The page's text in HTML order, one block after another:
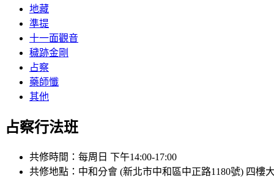
地藏
準提
十一面觀音
穢跡金剛
占察
藥師懺
其他
占察行法班
共修時間：每周日 下午14:00-17:00
共修地點：中和分會 (新北市中和區中正路1180號) 四樓